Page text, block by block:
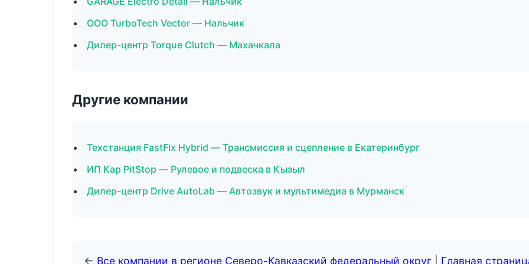
ООО TurboTech Vector — Нальчик
Дилер-центр Torque Clutch — Махачкала
Другие компании
Техстанция FastFix Hybrid — Трансмиссия и сцепление в Екатеринбург
ИП Кар PitStop — Рулевое и подвеска в Кызыл
Дилер-центр Drive AutoLab — Автозвук и мультимедиа в Мурманск
← Все компании в регионе Северо-Кавказский федеральный округ Главная